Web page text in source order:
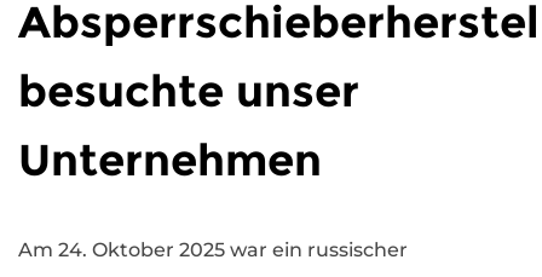
besuchte unser
Unternehmen
Am 24. Oktober 2025 war ein russischer